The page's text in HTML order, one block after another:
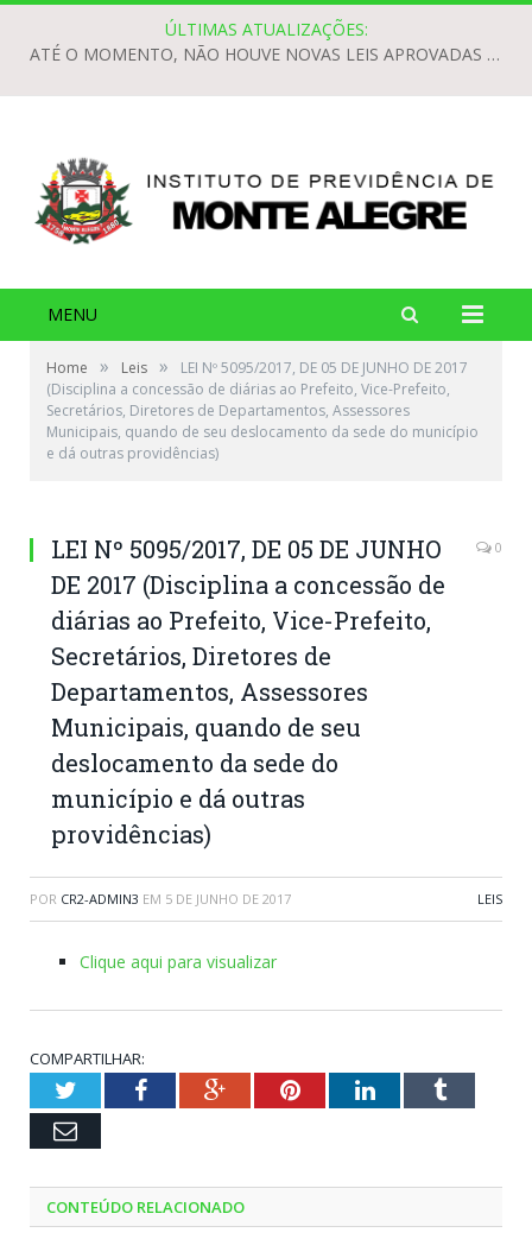
ÚLTIMAS ATUALIZAÇÕES:
ATÉ O MOMENTO, NÃO HOUVE NOVAS LEIS APROVADAS PARA O EXERCÍCIO DE 2026.
MENU
Home » Leis »
LEI Nº 5095/2017, DE 05 DE JUNHO DE 2017
(Disciplina a concessão de diárias ao Prefeito, Vice-Prefeito,
Secretários, Diretores de Departamentos, Assessores
Municipais, quando de seu deslocamento da sede do município
e dá outras providências)
LEI Nº 5095/2017, DE 05 DE JUNHO
DE 2017 (Disciplina a concessão de
diárias ao Prefeito, Vice-Prefeito,
Secretários, Diretores de
Departamentos, Assessores
Municipais, quando de seu
deslocamento da sede do
município e dá outras
providências)
0
POR CR2-ADMIN3 EM 5 DE JUNHO DE 2017 LEIS
Clique aqui para visualizar
COMPARTILHAR:
TwitterFacebookGoogle+PinterestLinkedInTumblr
Email
CONTEÚDO RELACIONADO